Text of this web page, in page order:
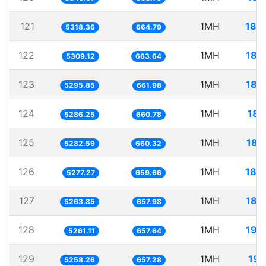
121 5318.36 664.79 1MH
122 5309.12 663.64 1MH
123 5295.85 661.98 1MH
124 5286.25 660.78 1MH
125 5282.59 660.32 1MH
126 5277.27 659.66 1MH
127 5263.85 657.98 1MH
128 5261.11 657.64 1MH
129 5258.26 657.28 1MH